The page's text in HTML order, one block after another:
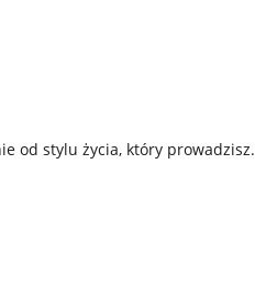
od stylu życia, który prowadzisz.